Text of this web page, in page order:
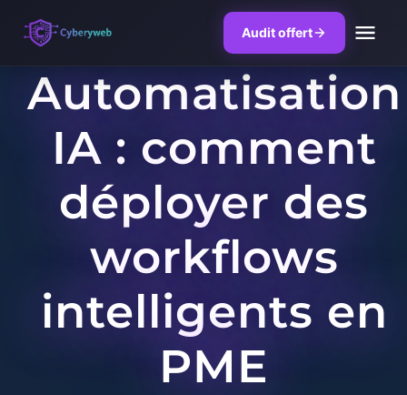
content
Audit offert
Automatisation
IA : comment
déployer des
workflows
intelligents en
PME